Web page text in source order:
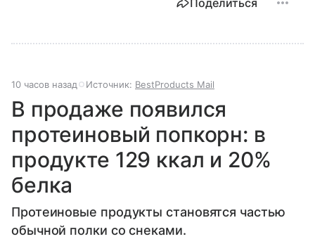
Поделиться
10 часов назад Источник: BestProducts Mail
В продаже появился
протеиновый попкорн: в
продукте 129 ккал и 20%
белка
Протеиновые продукты становятся частью
обычной полки со снеками.